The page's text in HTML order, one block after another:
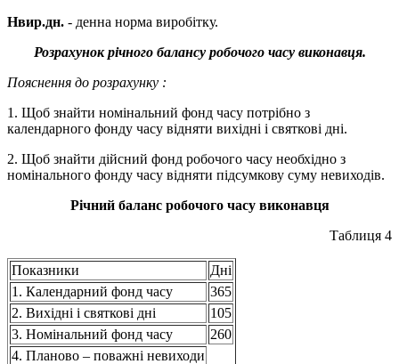
Нвир.дн. - денна норма виробітку.
Розрахунок річного балансу робочого часу виконавця.
Пояснення до розрахунку :
1. Щоб знайти номінальний фонд часу потрібно з
календарного фонду часу відняти вихідні і святкові дні.
2. Щоб знайти дійсний фонд робочого часу необхідно з
номінального фонду часу відняти підсумкову суму невиходів.
Річний баланс робочого часу виконавця
Таблиця 4
Показники
Дні
1. Календарний фонд часу
365
2. Вихідні і святкові дні
105
3. Номінальний фонд часу
260
4. Планово – поважні невиходи